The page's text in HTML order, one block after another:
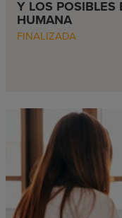
Y LOS POSIBLES
HUMANA
FINALIZADA